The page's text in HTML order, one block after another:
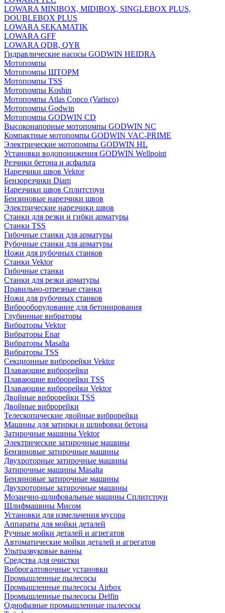
LOWARA MINIBOX, MIDIBOX, SINGLEBOX PLUS,
DOUBLEBOX PLUS
LOWARA SEKAMATIK
LOWARA GFF
LOWARA QDR, QYR
Гидравлические насосы GODWIN HEIDRA
Мотопомпы
Мотопомпы ШТОРМ
Мотопомпы TSS
Мотопомпы Koshin
Мотопомпы Atlas Copco (Varisco)
Мотопомпы Godwin
Мотопомпы GODWIN CD
Высоконапорные мотопомпы GODWIN NC
Компактные мотопомпы GODWIN VAC-PRIME
Электрические мотопомпы GODWIN HL
Установки водопонижения GODWIN Wellpoint
Резчики бетона и асфальта
Нарезчики швов Vektor
Бензорезчики Diam
Нарезчики швов Сплитстоун
Бензиновые нарезчики швов
Электрические нарезчики швов
Станки для резки и гибки арматуры
Станки TSS
Гибочные станки для арматуры
Рубочные станки для арматуры
Ножи для рубочных станков
Станки Vektor
Гибочные станки
Станки для резки арматуры
Правильно-отрезные станки
Ножи для рубочных станков
Виброоборудование для бетонирования
Глубинные вибраторы
Вибраторы Vektor
Вибраторы Enar
Вибраторы Masalta
Вибраторы TSS
Секционные виброрейки Vektor
Плавающие виброрейки
Плавающие виброрейки TSS
Плавающие виброрейки Vektor
Двойные виброрейки TSS
Двойные виброрейки
Телескопические двойные виброрейки
Машины для затирки и шлифовки бетона
Затирочные машины Vektor
Электрические затирочные машины
Бензиновые затирочные машины
Двухроторные затирочные машины
Затирочные машины Masalta
Бензиновые затирочные машины
Двухроторные затирочные машины
Мозаично-шлифовальные машины Сплитстоун
Шлифмашины Мисом
Установки для измельчения мусора
Аппараты для мойки деталей
Ручные мойки деталей и агрегатов
Автоматические мойки деталей и агрегатов
Ультразвуковые ванны
Средства для очистки
Виброгалтовочные установки
Промышленные пылесосы
Промышленные пылесосы Airbox
Промышленные пылесосы Delfin
Однофазные промышленные пылесосы